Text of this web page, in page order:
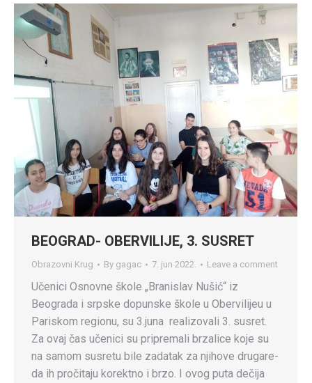
BEOGRAD- OBERVILIJE, 3. SUSRET
Obrazovni Krug By gagac 7. jun 2022. Leave a comment
Učenici Osnovne škole „Branislav Nušić“ iz
Beograda i srpske dopunske škole u Obervilijeu u
Pariskom regionu, su 3.juna realizovali 3. susret.
Za ovaj čas učenici su pripremali brzalice koje su
na samom susretu bile zadatak za njihove drugare-
da ih pročitaju korektno i brzo. I ovog puta dečija